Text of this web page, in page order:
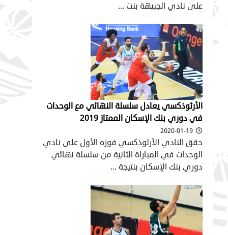
على نادي الجبيهة بنت ...
الأرثوذكسي يعادل سلسلة النهائي مع الوحدات
في دوري بنك الإسكان الممتاز 2019
حقق النادي الأرثوذكسي فوزه الأول على نادي
الوحدات في المباراة الثانية من سلسلة نهائي
دوري بنك الإسكان بنتيجة ...